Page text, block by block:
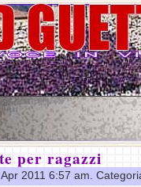
per ragazzi
Apr 2011 6:57 am.